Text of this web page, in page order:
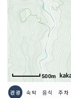
500m
관광 숙박 음식 주차